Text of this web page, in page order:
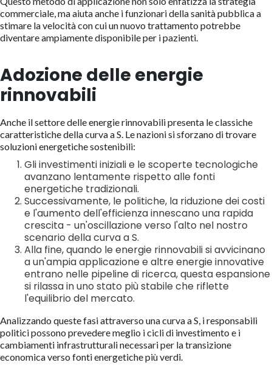
commerciale, ma aiuta anche i funzionari della sanità pubblica a
stimare la velocità con cui un nuovo trattamento potrebbe
diventare ampiamente disponibile per i pazienti.
Adozione delle energie
rinnovabili
Anche il settore delle energie rinnovabili presenta le classiche
caratteristiche della curva a S. Le nazioni si sforzano di trovare
soluzioni energetiche sostenibili:
Gli investimenti iniziali e le scoperte tecnologiche
avanzano lentamente rispetto alle fonti
energetiche tradizionali.
Successivamente, le politiche, la riduzione dei costi
e l'aumento dell'efficienza innescano una rapida
crescita - un'oscillazione verso l'alto nel nostro
scenario della curva a S.
Alla fine, quando le energie rinnovabili si avvicinano
a un'ampia applicazione e altre energie innovative
entrano nelle pipeline di ricerca, questa espansione
si rilassa in uno stato più stabile che riflette
l'equilibrio del mercato.
Analizzando queste fasi attraverso una curva a S, i responsabili
politici possono prevedere meglio i cicli di investimento e i
cambiamenti infrastrutturali necessari per la transizione
economica verso fonti energetiche più verdi.